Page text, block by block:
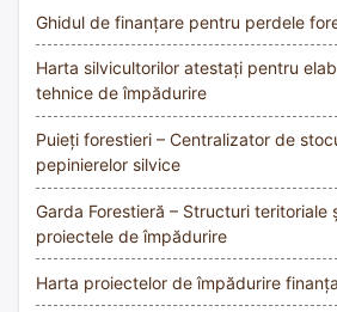
Ghidul de finanțare pentru perdele
Harta silvicultorilor atestați pentru
tehnice de împădurire
Puieți forestieri – Centralizator de
pepinierelor silvice
Garda Forestieră – Structuri teritoriale
proiectele de împădurire
Harta proiectelor de împădurire